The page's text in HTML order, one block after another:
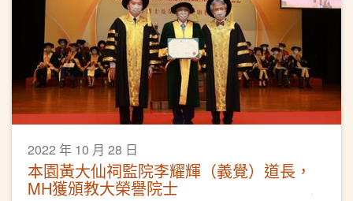
2022 年 10 月 28 日
本園黃大仙祠監院李耀輝（義覺）道長，
MH獲頒教大榮譽院士